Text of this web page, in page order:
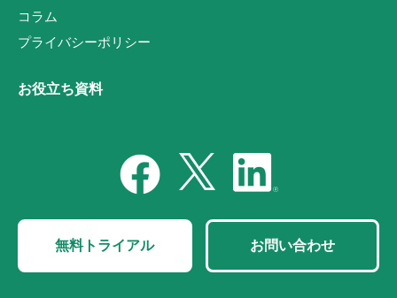
コラム
プライバシーポリシー
お役立ち資料
無料トライアル お問い合わせ